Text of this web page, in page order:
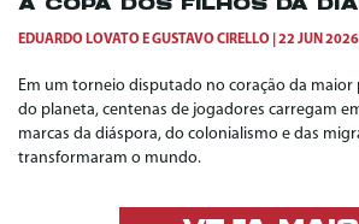
A COPA DOS FILHOS DA
EDUARDO LOVATO EGUSTAVO CIRELLO 22 JUN 2026
Em um torneio disputado no coração da maior
do planeta, centenas de jogadores carregam
marcas da diáspora, do colonialismo e das
transformaram o mundo.